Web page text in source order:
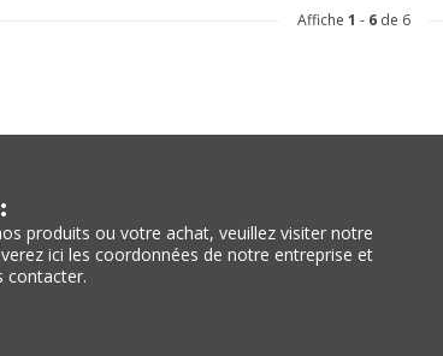
Affiche 1 - 6 de 6
produits ou votre achat, veuillez visiter notre
ici les coordonnées de notre entreprise et
contacter.